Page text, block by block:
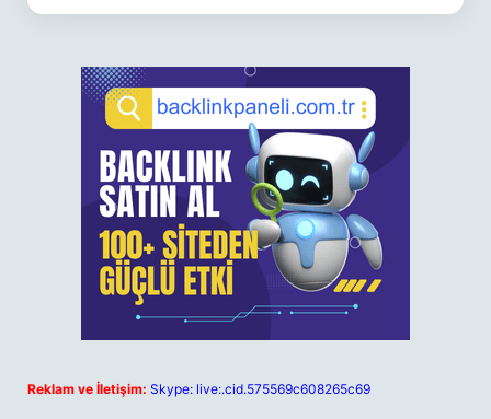
Reklam ve İletişim: Skype: live:.cid.575569c608265c69